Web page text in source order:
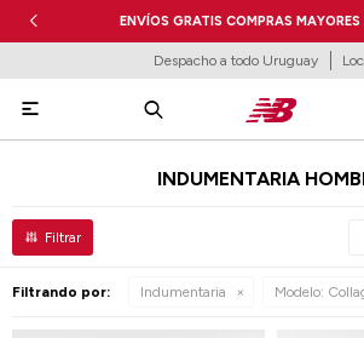
ENVÍOS GRATIS COMPRAS
Despacho a todo Uruguay

INDUMENTARIA
Filtrando por: Indumentaria Modelo: